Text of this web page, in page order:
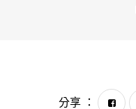
分享 ：